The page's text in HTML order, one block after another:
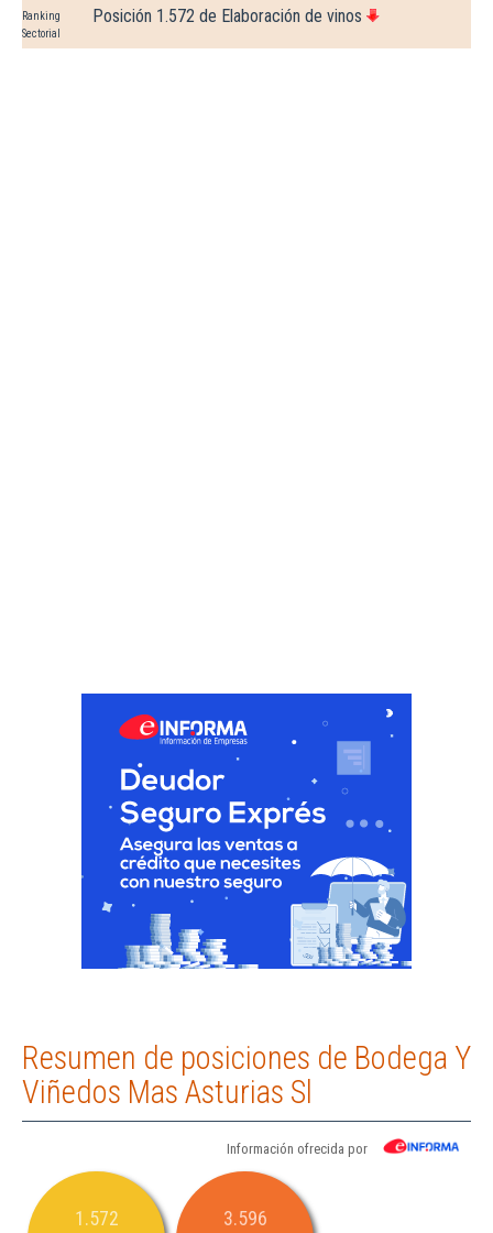
Ranking
Sectorial
Posición 1.572 de Elaboración de vinos
Resumen de posiciones de Bodega Y
Viñedos Mas Asturias Sl
Información ofrecida por
1.572 3.596